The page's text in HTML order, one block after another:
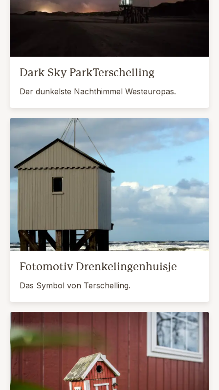
Dark Sky ParkTerschelling
Der dunkelste Nachthimmel Westeuropas.
Fotomotiv Drenkelingenhuisje
Das Symbol von Terschelling.